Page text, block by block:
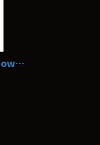
B&W ASW608 超低音喇叭 Bowers & Wilkins